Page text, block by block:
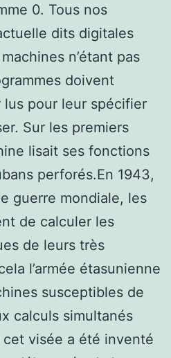
0. Tous nos
dits digitales
n’étant pas
doivent
pour leur spécifier
Sur les premiers
lisait ses fonctions
perforés.En 1943,
guerre mondiale, les
de calculer les
de leurs très
l’armée étasunienne
susceptibles de
calculs simultanés
visée a été inventé